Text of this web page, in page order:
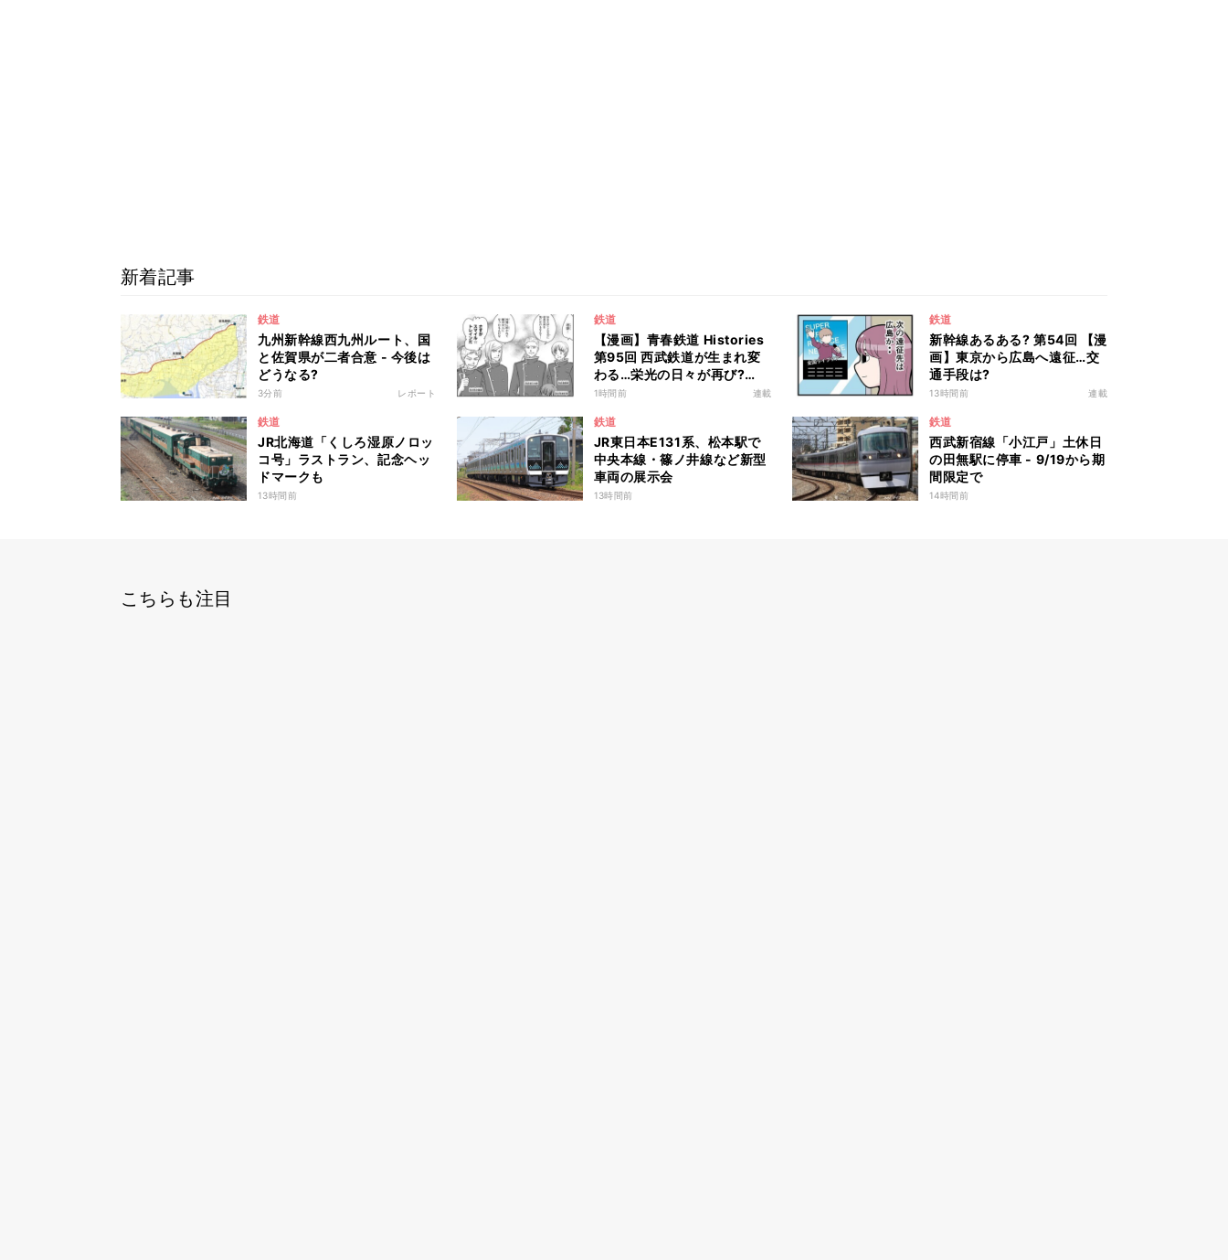
新着記事
鉄道
九州新幹線西九州ルート、国
と佐賀県が二者合意 - 今後は
どうなる?
3分前 レポート
鉄道
【漫画】青春鉄道 Histories
第95回 西武鉄道が生まれ変
わる…栄光の日々が再び?
「サーベラスの撤退」
1時間前 連載
鉄道
新幹線あるある? 第54回 【漫
画】東京から広島へ遠征…交
通手段は?
13時間前 連載
鉄道
JR北海道「くしろ湿原ノロッ
コ号」ラストラン、記念ヘッ
ドマークも
13時間前
鉄道
JR東日本E131系、松本駅で
中央本線・篠ノ井線など新型
車両の展示会
13時間前
鉄道
西武新宿線「小江戸」土休日
の田無駅に停車 - 9/19から期
間限定で
14時間前
こちらも注目